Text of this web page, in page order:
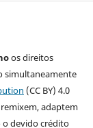
os direitos
simultaneamente
(CC BY) 4.0
adaptem
devido crédito